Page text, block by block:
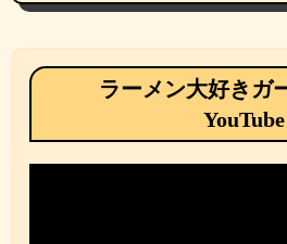
ラーメン大好きガ
YouTube